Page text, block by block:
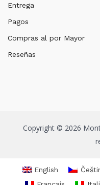
Entrega
Pagos
Compras al por Mayor
Reseñas
Copyright © 2026
English